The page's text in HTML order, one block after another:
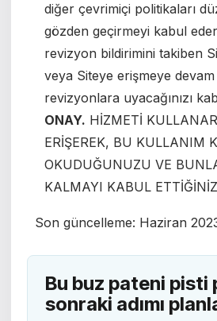
diğer çevrimiçi politikaları
gözden geçirmeyi kabul
revizyon bildirimini takiben
veya Siteye erişmeye
revizyonlara uyacağınızı
ONAY. HİZMETİ
ERİŞEREK, BU KULLANIM
OKUDUĞUNUZU VE
KALMAYI KABUL
Son güncelleme: Haziran
Bu buz pateni pisti
sonraki adımı